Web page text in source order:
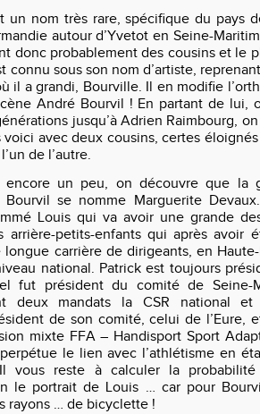
un nom très rare, spécifique du pays
autour d’Yvetot en Seine-
donc probablement des cousins et le
connu sous son nom d’artiste,
il a grandi, Bourville. Il en modifie
André Bourvil ! En partant de lui,
jusqu’à Adrien Raimbourg,
avec deux cousins, certes éloignés
de l’autre.
encore un peu, on découvre que la
Bourvil se nomme Marguerite
Louis qui va avoir une grande
arrière-petits-enfants qui après avoir
carrière de dirigeants, en
national. Patrick est toujours
fut président du comité de Seine-
deux mandats la CSR national
de son comité, celui de l’Eure,
mixte FFA – Handisport Sport
le lien avec l’athlétisme en
Il vous reste à calculer la
le portrait de Louis … car pour
rayons … de bicyclette !